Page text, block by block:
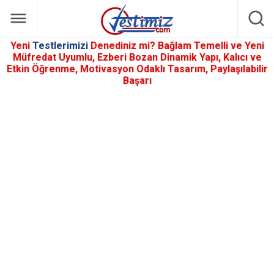
Yeni Testlerimizi Denediniz mi? Bağlam Temelli ve Yeni
Müfredat Uyumlu, Ezberi Bozan Dinamik Yapı, Kalıcı ve
Etkin Öğrenme, Motivasyon Odaklı Tasarım, Paylaşılabilir
Başarı